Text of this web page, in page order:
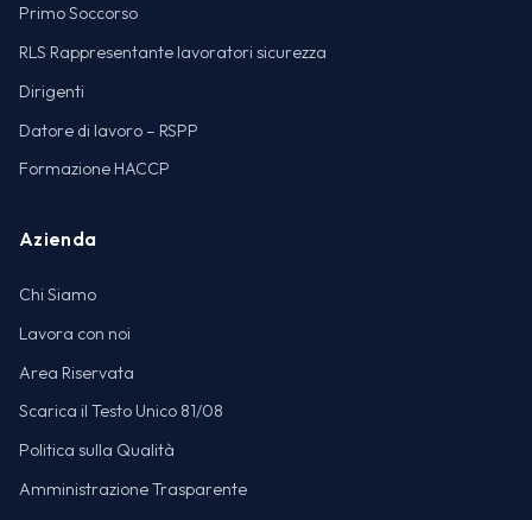
Primo Soccorso
RLS Rappresentante lavoratori sicurezza
Dirigenti
Datore di lavoro – RSPP
Formazione HACCP
Azienda
Chi Siamo
Lavora con noi
Area Riservata
Scarica il Testo Unico 81/08
Politica sulla Qualità
Amministrazione Trasparente